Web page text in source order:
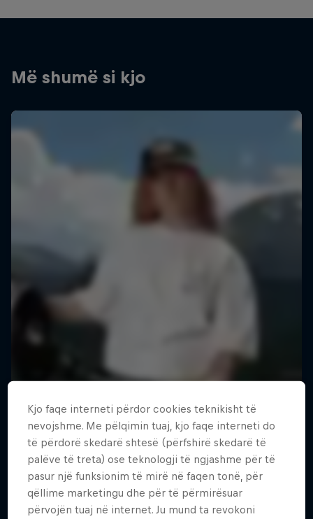
Më shumë si kjo
Kjo faqe interneti përdor cookies teknikisht të
nevojshme. Me pëlqimin tuaj, kjo faqe interneti do
të përdorë skedarë shtesë (përfshirë skedarë të
palëve të treta) ose teknologji të ngjashme për të
pasur një funksionim të mirë në faqen tonë, për
qëllime marketingu dhe për të përmirësuar
përvojën tuaj në internet. Ju mund ta revokoni